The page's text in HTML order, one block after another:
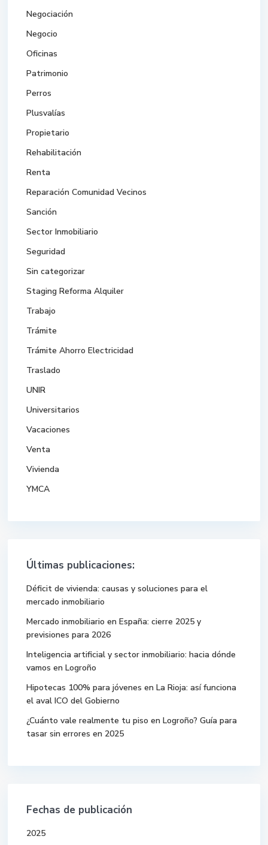
Negociación
Negocio
Oficinas
Patrimonio
Perros
Plusvalías
Propietario
Rehabilitación
Renta
Reparación Comunidad Vecinos
Sanción
Sector Inmobiliario
Seguridad
Sin categorizar
Staging Reforma Alquiler
Trabajo
Trámite
Trámite Ahorro Electricidad
Traslado
UNIR
Universitarios
Vacaciones
Venta
Vivienda
YMCA
Últimas publicaciones:
Déficit de vivienda: causas y soluciones para el
mercado inmobiliario
Mercado inmobiliario en España: cierre 2025 y
previsiones para 2026
Inteligencia artificial y sector inmobiliario: hacia dónde
vamos en Logroño
Hipotecas 100% para jóvenes en La Rioja: así funciona
el aval ICO del Gobierno
¿Cuánto vale realmente tu piso en Logroño? Guía para
tasar sin errores en 2025
Fechas de publicación
2025